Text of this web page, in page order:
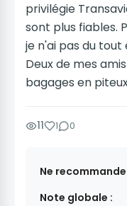
privilégie
sont plus fiables.
je n'ai pas du
Deux de mes
bagages en
11 1 0
Ne
Note globale :